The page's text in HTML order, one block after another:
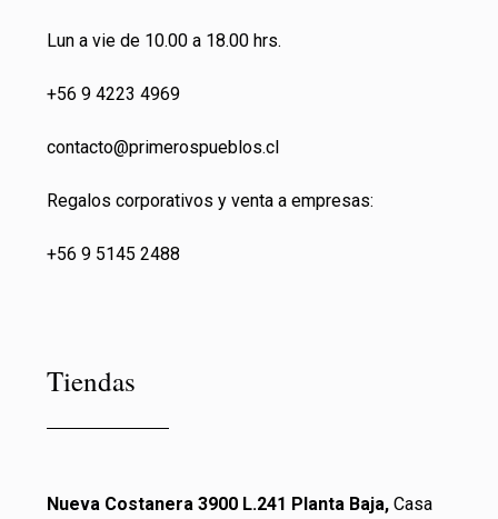
Lun a vie de 10.00 a 18.00 hrs.
+56 9 4223 4969
contacto@primerospueblos.cl
Regalos corporativos y venta a empresas:
+56 9 5145 2488
Tiendas
Nueva Costanera 3900 L.241 Planta Baja, Casa